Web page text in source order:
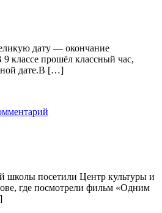
дату — окончание
классе прошёл классный час,
дате.В […]
школы посетили Центр культуры и
где посмотрели фильм «Одним